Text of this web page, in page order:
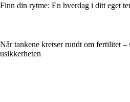
Finn din rytme: En hverdag i ditt eget
Når tankene kretser rundt om fertilitet
usikkerheten